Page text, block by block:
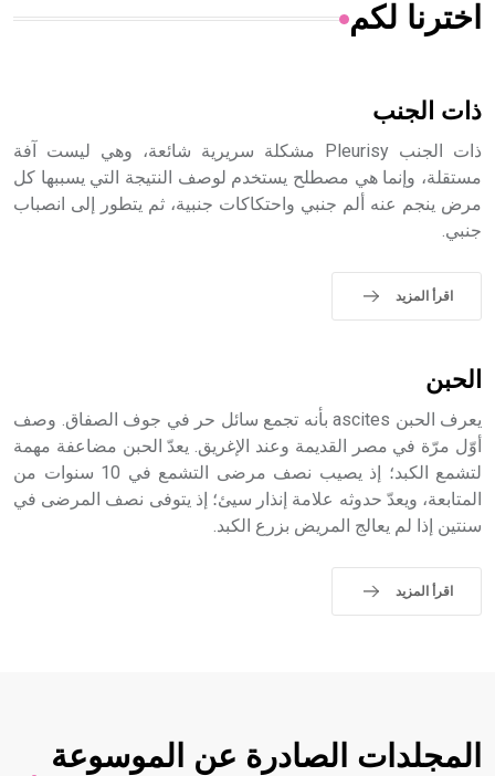
هل تعلم أن الأبسيد كلمة فرنسية اللفظ تم اعتمادها مصطلحاً
- هل تعلم أن أبجر Abgar اسم معروف جيداً يعود إلى عدد من
حيث تقتصر القيمة الصوتية للعلامة الك
اخترنا لكم
ذات الجنب
ذات الجنب Pleurisy مشكلة سريرية شائعة، وهي ليست آفة
مستقلة، وإنما هي مصطلح يستخدم لوصف النتيجة التي يسببها كل
مرض ينجم عنه ألم جنبي واحتكاكات جنبية، ثم يتطور إلى انصباب
جنبي.
اقرأ المزيد
الحبن
يعرف الحبن ascites بأنه تجمع سائل حر في جوف الصفاق. وصف
أوّل مرّة في مصر القديمة وعند الإغريق. يعدّ الحبن مضاعفة مهمة
لتشمع الكبد؛ إذ يصيب نصف مرضى التشمع في 10 سنوات من
المتابعة، ويعدّ حدوثه علامة إنذار سيئ؛ إذ يتوفى نصف المرضى في
سنتين إذا لم يعالج المريض بزرع الكبد.
اقرأ المزيد
المجلدات الصادرة عن الموسوعة